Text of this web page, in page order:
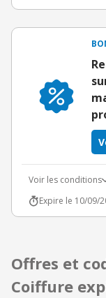
Voir les conditions
Expire le 10/09/
Offres et
Coiffure